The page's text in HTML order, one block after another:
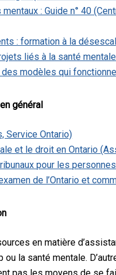
: Guide n° 40
: formation à la
liés à la santé
modèles qui
général
Service Ontario)
et le droit en Ontario
pour les
de l’Ontario et
en matière
la santé mentale.